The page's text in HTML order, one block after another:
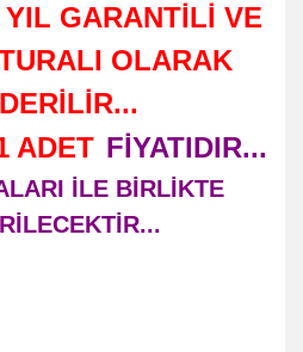
YIL GARANTİLİ VE
OLARAK
ADET FİYATIDIR...
İLE BİRLİKTE